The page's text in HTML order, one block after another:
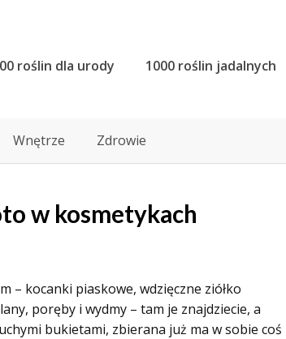
roślin dla urody 1000 roślin jadalnych
Wnętrze Zdrowie
w kosmetykach
– kocanki piaskowe, wdzięczne ziółko
poręby i wydmy – tam je znajdziecie, a
bukietami, zbierana już ma w sobie coś